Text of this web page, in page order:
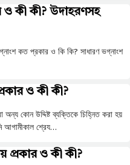
ও কী কী? উদাহরণসহ
কত প্রকার ও কি কি? সাধারণ ভগ্নাংশ
ও কী কী?
অন্য কোন উদ্দিষ্ট ব্যক্তিকে চিহ্নিত করা হয়
আগামীকাল শ্রেয…
প্রকার ও কী কী?